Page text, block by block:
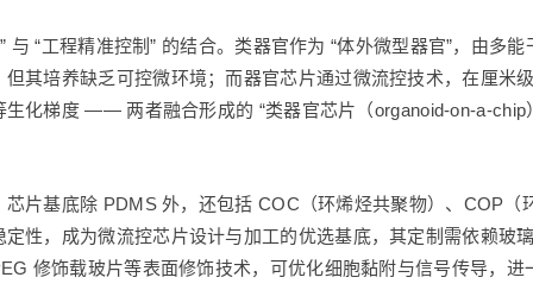
“工程精准控制” 的结合。类器官作为 “体外微型器官”，由多
其培养缺乏可控微环境；而器官芯片通过微流控技术，在厘米
化梯度 —— 两者融合形成的 “类器官芯片（organoid-on-a-
片基底除 PDMS 外，还包括 COC（环烯烃共聚物）、COP
性，成为微流控芯片设计与加工的优选基底，其定制需依赖玻
修饰载玻片等表面修饰技术，可优化细胞黏附与信号传导，